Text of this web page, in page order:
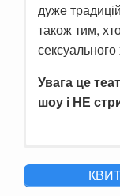
дуже
також тим,
Увага це
шоу і НЕ
Шесть не
оказались